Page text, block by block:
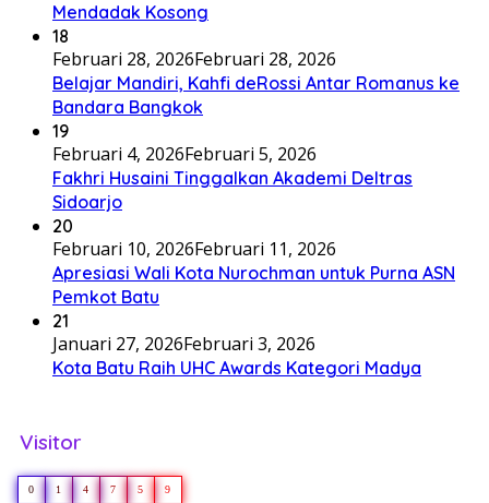
Mendadak Kosong
18
Februari 28, 2026Februari 28, 2026
Belajar Mandiri, Kahfi deRossi Antar Romanus ke
Bandara Bangkok
19
Februari 4, 2026Februari 5, 2026
Fakhri Husaini Tinggalkan Akademi Deltras
Sidoarjo
20
Februari 10, 2026Februari 11, 2026
Apresiasi Wali Kota Nurochman untuk Purna ASN
Pemkot Batu
21
Januari 27, 2026Februari 3, 2026
Kota Batu Raih UHC Awards Kategori Madya
Visitor
0 1 4 7 5 9